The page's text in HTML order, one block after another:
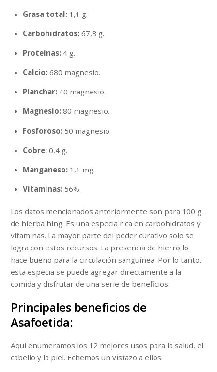
Grasa total:1,1 g.
Carbohidratos:67,8 g.
Proteínas:4 g.
Calcio:680 magnesio.
Planchar:40 magnesio.
Magnesio:80 magnesio.
Fosforoso:50 magnesio.
Cobre:0,4 g.
Manganeso:1,1 mg.
Vitaminas:56%.
Los datos mencionados anteriormente son para 100 g
de hierba hing. Es una especia rica en carbohidratos y
vitaminas. La mayor parte del poder curativo solo se
logra con estos recursos. La presencia de hierro lo
hace bueno para la circulación sanguínea. Por lo tanto,
esta especia se puede agregar directamente a la
comida y disfrutar de una serie de beneficios..
Principales beneficios de
Asafoetida:
Aquí enumeramos los 12 mejores usos para la salud, el
cabello y la piel. Echemos un vistazo a ellos.